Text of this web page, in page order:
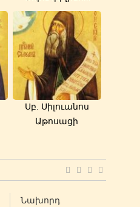
Սբ. Սիլուանոս
Աթոսացի
Նախորդ